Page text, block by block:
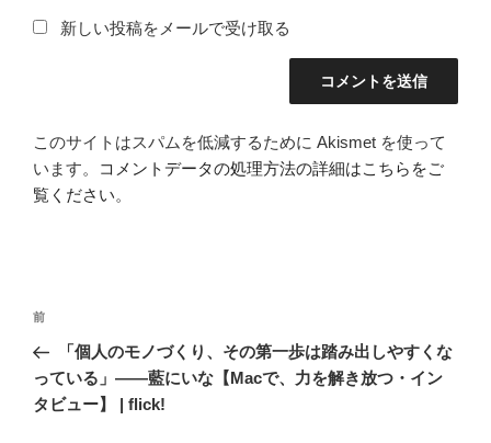
新しい投稿をメールで受け取る
このサイトはスパムを低減するために Akismet を使って
います。
コメントデータの処理方法の詳細はこちらをご
覧ください。
投
ナ
ビ
前
の
稿
前
「個人のモノづくり、その第一歩は踏み出しやすくな
っている」——藍にいな【Macで、力を解き放つ・イン
タビュー】 | flick!